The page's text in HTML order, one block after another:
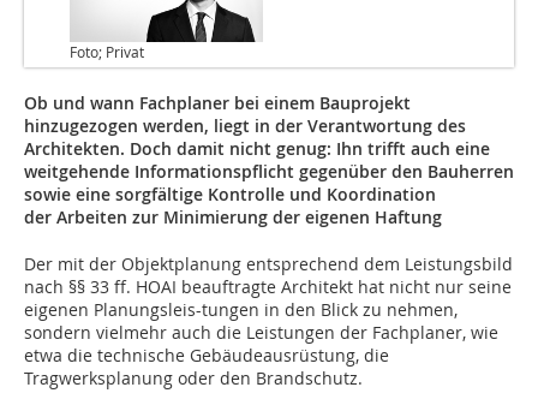
Foto; Privat
Ob und wann Fachplaner bei einem Bauprojekt
hinzugezogen werden, liegt in der Verantwortung des
Architekten. Doch damit nicht genug: Ihn trifft auch eine
weit­gehende Informationspflicht gegenüber den Bauherren
sowie eine sorgfältige ­Kontrolle und Koordination
der Arbeiten zur Minimierung der eigenen Haftung
Der mit der Objektplanung entsprechend dem Leistungsbild
nach §§ 33 ff. HOAI beauftragte Architekt hat nicht nur seine
eigenen Planungsleis-tungen in den Blick zu nehmen,
sondern vielmehr auch die Leistungen der Fachplaner, wie
etwa die technische Gebäudeausrüstung, die
Tragwerksplanung oder den Brandschutz.